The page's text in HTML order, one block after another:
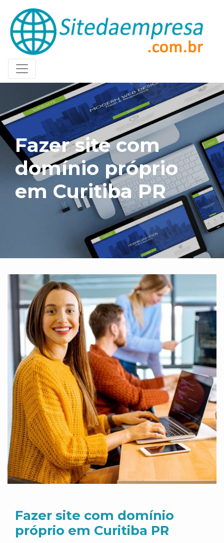
Fazer site com
domínio próprio
em Curitiba PR
Fazer site com domínio
próprio em Curitiba PR